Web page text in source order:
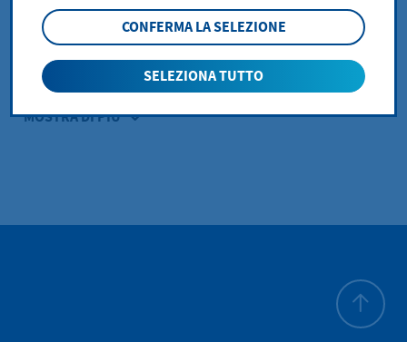
Proberaum (PDF(53,18 KB))
MOSTRA DI PIÙ
CONFERMA LA SELEZIONE
SELEZIONA TUTTO